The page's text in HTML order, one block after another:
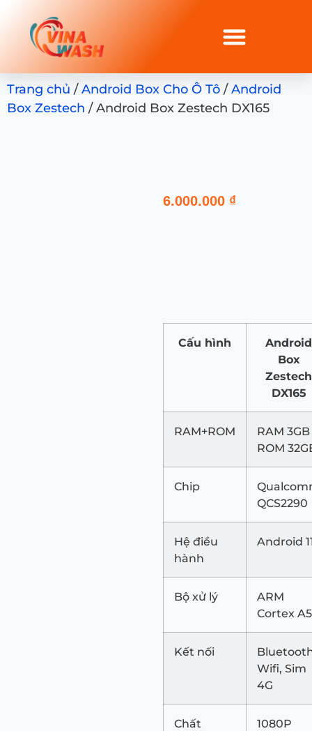
Trang chủ /Android Box Cho Ô Tô /Android
Box Zestech / Android Box Zestech DX165
6.000.000 ₫
Cấu hình
Android
Box
Zestech
DX165
RAM+ROM
RAM 3GB
ROM
Chip
QCS2290
Hệ điều
hành
Android
Bộ xử lý
ARM
Cortex
Kết nối
Wifi, Sim
4G
Chất
1080P